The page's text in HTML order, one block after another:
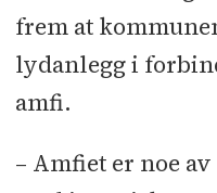
frem at
lydanlegg i
amfi.
– Amfiet er noe